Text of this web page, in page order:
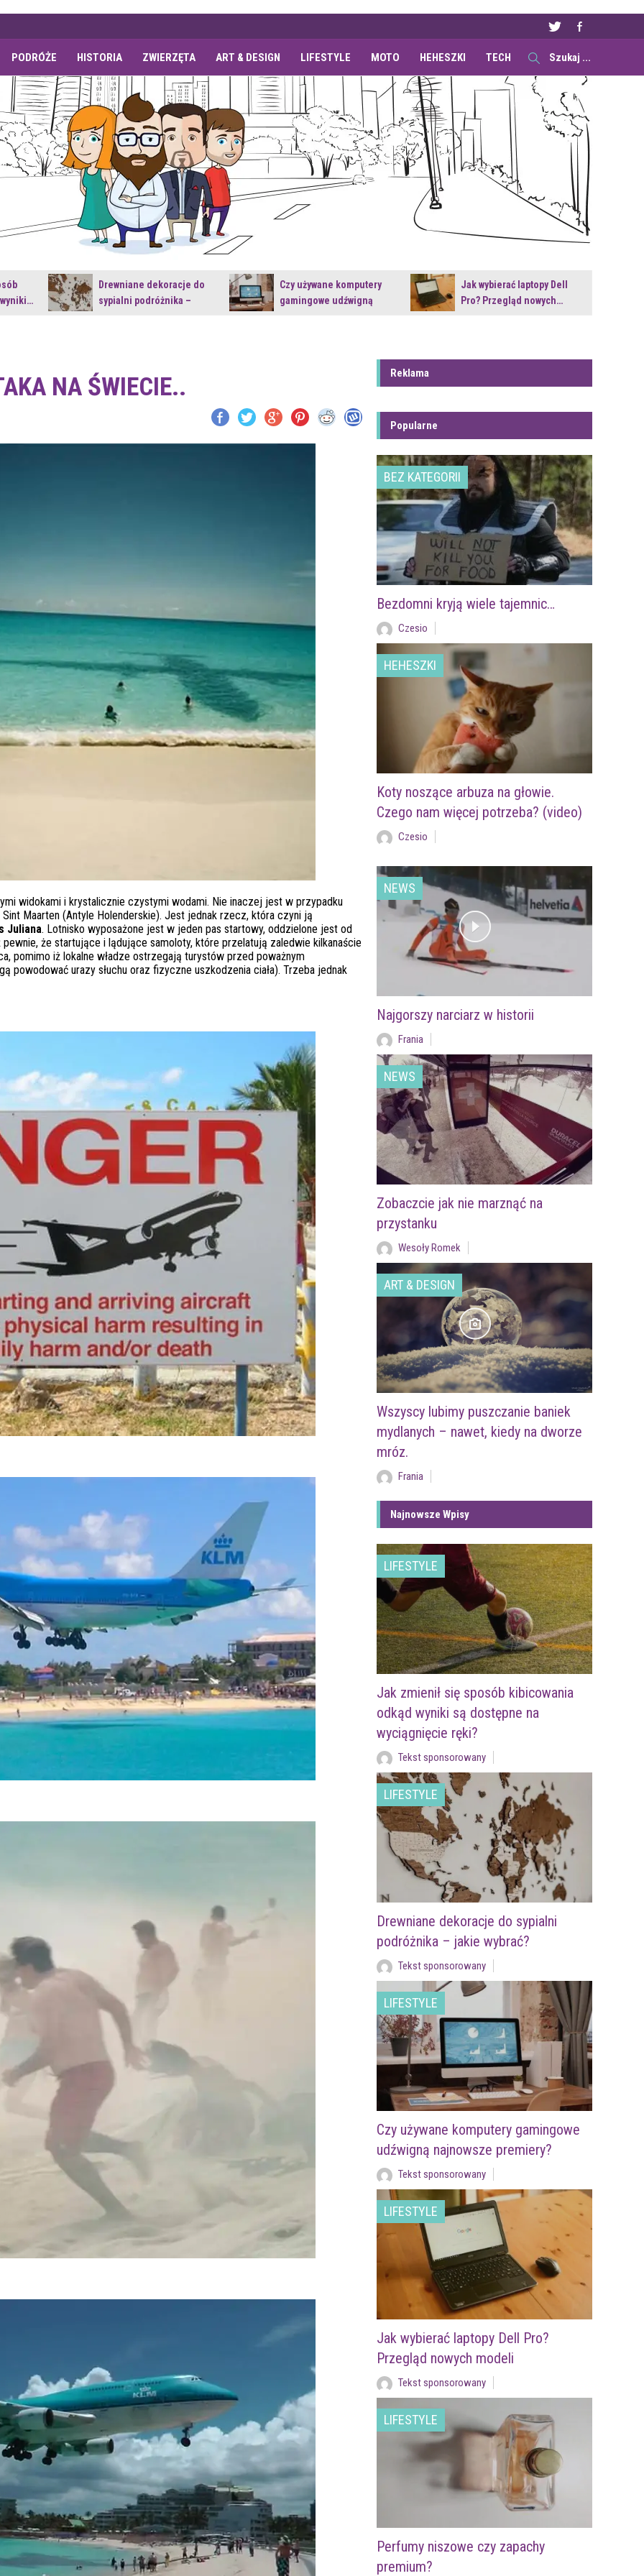
PODRÓŻE HISTORIA ZWIERZĘTA ART & DESIGN LIFESTYLE MOTO HEHESZKI TECH
Drewniane dekoracje do
sypialni podróżnika –
Czy używane komputery
gamingowe udźwigną
Jak wybierać laptopy Dell
Pro? Przegląd nowych…
NA ŚWIECIE..
widokami i krystalicznie czystymi wodami. Nie inaczej jest w przypadku
Maarten (Antyle Holenderskie). Jest jednak rzecz, która czyni ją
Juliana. Lotnisko wyposażone jest w jeden pas startowy, oddzielone jest od
że startujące i lądujące samoloty, które przelatują zaledwie kilkanaście
pomimo iż lokalne władze ostrzegają turystów przed poważnym
urazy słuchu oraz fizyczne uszkodzenia ciała). Trzeba jednak
Reklama
Popularne
BEZ KATEGORII
Bezdomni kryją wiele tajemnic…
Czesio
HEHESZKI
Koty noszące arbuza na głowie.
Czego nam więcej potrzeba? (video)
Czesio
NEWS
Najgorszy narciarz w historii
Frania
NEWS
Zobaczcie jak nie marznąć na
przystanku
Wesoły Romek
ART & DESIGN
Wszyscy lubimy puszczanie baniek
mydlanych – nawet, kiedy na dworze
mróz.
Frania
Najnowsze Wpisy
LIFESTYLE
Jak zmienił się sposób kibicowania
odkąd wyniki są dostępne na
wyciągnięcie ręki?
Tekst sponsorowany
LIFESTYLE
Drewniane dekoracje do sypialni
podróżnika – jakie wybrać?
Tekst sponsorowany
LIFESTYLE
Czy używane komputery gamingowe
udźwigną najnowsze premiery?
Tekst sponsorowany
LIFESTYLE
Jak wybierać laptopy Dell Pro?
Przegląd nowych modeli
Tekst sponsorowany
LIFESTYLE
Perfumy niszowe czy zapachy
premium?